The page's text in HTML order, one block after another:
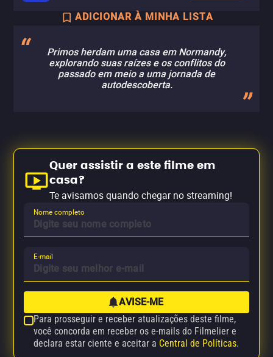
ADICIONAR À MINHA LISTA
Primos herdam uma casa em Normandy,
explorando suas raízes e os conflitos do
passado em meio a uma jornada de
autodescoberta.
Quer assistir a este filme em
casa?
Te avisamos quando chegar no streaming!
Nome completo
E-mail
AVISE-ME
Para prosseguir e receber atualizações deste filme,
você concorda em receber os e-mails do Filmelier e
declara estar ciente e aceitar a Central de Políticas.